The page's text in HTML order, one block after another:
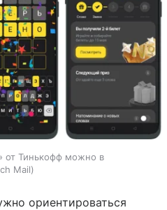
от Тинькофф можно в
Mail
ориентироваться